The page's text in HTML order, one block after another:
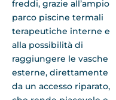
freddi, grazie all’ampio
parco piscine termali
terapeutiche interne e
alla possibilità di
raggiungere le vasche
esterne, direttamente
da un accesso riparato,